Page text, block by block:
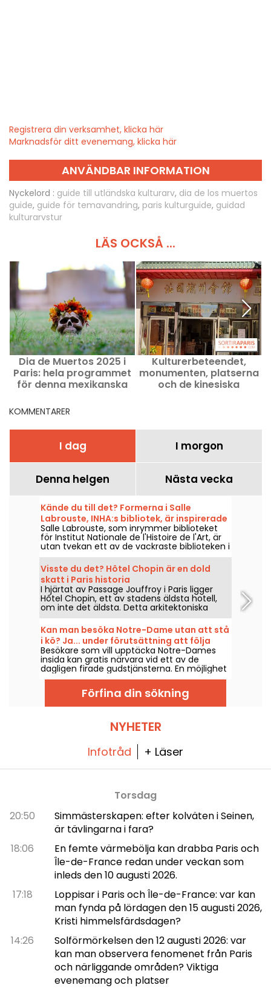
Registrera din verksamhet, klicka här
Marknadsför ditt evenemang, klicka här
ANVÄNDBAR INFORMATION
Nyckelord : guide till utländska kulturarv, dia de los muertos
guide, guide för temavandring, paris kulturguide, guidad
kulturarvstur
LÄS OCKSÅ ...
Dia de Muertos 2025 i
Paris: hela programmet
för denna mexikanska
Kulturerbeteendet,
monumenten, platserna
och de kinesiska
KOMMENTARER
I dag I morgon
Denna helgen Nästa vecka
Kände du till det? Formerna i Salle
Labrouste, INHA:s bibliotek, är inspirerade
av klänningar.
Salle Labrouste, som inrymmer biblioteket
för Institut Nationale de l'Histoire de l'Art, är
utan tvekan ett av de vackraste biblioteken i
Paris, om inte det vackraste. Med sin
ovanliga arkitektur berättar vi allt om dess
historia och inspiration.
Visste du det? Hôtel Chopin är en dold
skatt i Paris historia
I hjärtat av Passage Jouffroy i Paris ligger
Hôtel Chopin, ett av stadens äldsta hotell,
om inte det äldsta. Detta arkitektoniska
underverk har varit öppet sedan 1846 och är
öppet året runt för alla som vill ta ett steg
tillbaka i tiden. Vi ska avslöja några
hemligheter om denna historiska plats.
Kan man besöka Notre-Dame utan att stå
i kö? Ja... under förutsättning att följa
några regler
Besökare som vill upptäcka Notre-Dames
insida kan gratis närvara vid ett av de
dagligen firade gudstjänsterna. En möjlighet
som är öppen för alla, så länge man i första
hand kommer för att delta i firandet eller
helt följer hur ceremonin går till. Här förklarar
vi vad man behöver veta.
Förfina din sökning
NYHETER
Infotråd + Läser
Torsdag
20:50
Simmästerskapen: efter kolväten i Seinen,
är tävlingarna i fara?
18:06
En femte värmebölja kan drabba Paris och
Île-de-France redan under veckan som
inleds den 10 augusti 2026.
17:18
Loppisar i Paris och Île-de-France: var kan
man fynda på lördagen den 15 augusti 2026,
Kristi himmelsfärdsdagen?
14:26
Solförmörkelsen den 12 augusti 2026: var
kan man observera fenomenet från Paris
och närliggande områden? Viktiga
evenemang och platser